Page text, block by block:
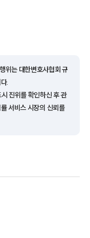
펌
위는 대한변호사협회 규
.
진위를 확인하신 후 관
서비스 시장의 신뢰를